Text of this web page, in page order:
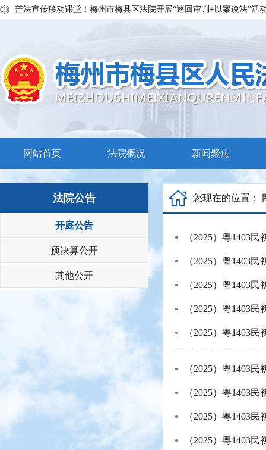
普法宣传移动课堂！梅州市梅县区法院开展“巡回审判+以案说法”活
网站首页 法院概况 新闻聚焦
法院公告
开庭公告
预决算公开
其他公开
您现在的位置：
（2025）粤1403民
（2025）粤1403民
（2025）粤1403民
（2025）粤1403民
（2025）粤1403民
（2025）粤1403民
（2025）粤1403民
（2025）粤1403民
（2025）粤1403民